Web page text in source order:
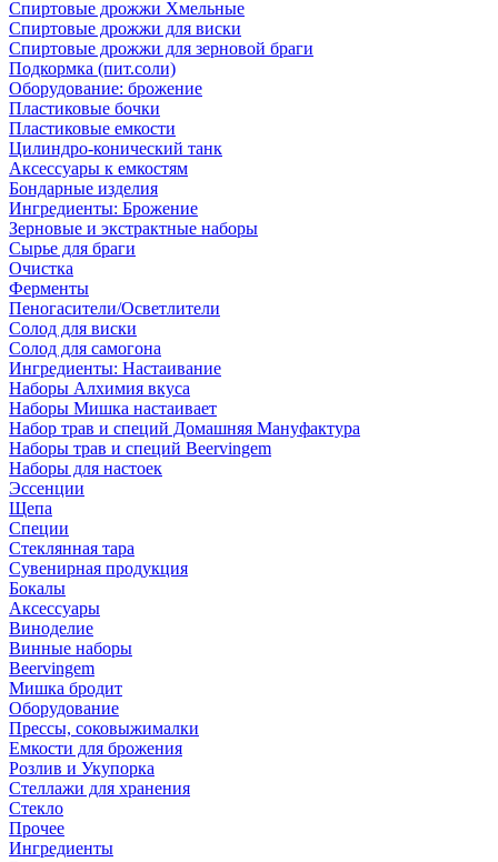
Спиртовые дрожжи Хмельные
Спиртовые дрожжи для виски
Спиртовые дрожжи для зерновой браги
Подкормка (пит.соли)
Оборудование: брожение
Пластиковые бочки
Пластиковые емкости
Цилиндро-конический танк
Аксессуары к емкостям
Бондарные изделия
Ингредиенты: Брожение
Зерновые и экстрактные наборы
Сырье для браги
Очистка
Ферменты
Пеногасители/Осветлители
Солод для виски
Солод для самогона
Ингредиенты: Настаивание
Наборы Алхимия вкуса
Наборы Мишка настаивает
Набор трав и специй Домашняя Мануфактура
Наборы трав и специй Beervingem
Наборы для настоек
Эссенции
Щепа
Специи
Стеклянная тара
Сувенирная продукция
Бокалы
Аксессуары
Виноделие
Винные наборы
Beervingem
Мишка бродит
Оборудование
Прессы, соковыжималки
Емкости для брожения
Розлив и Укупорка
Стеллажи для хранения
Стекло
Прочее
Ингредиенты